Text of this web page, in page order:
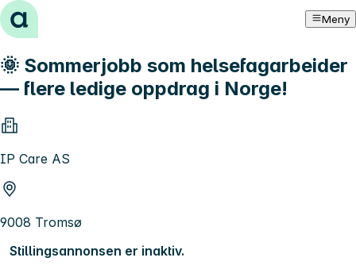
Hopp til innhold Meny
🌞 Sommerjobb som helsefagarbeider
— flere ledige oppdrag i Norge!
IP Care AS
9008 Tromsø
Stillingsannonsen er inaktiv.